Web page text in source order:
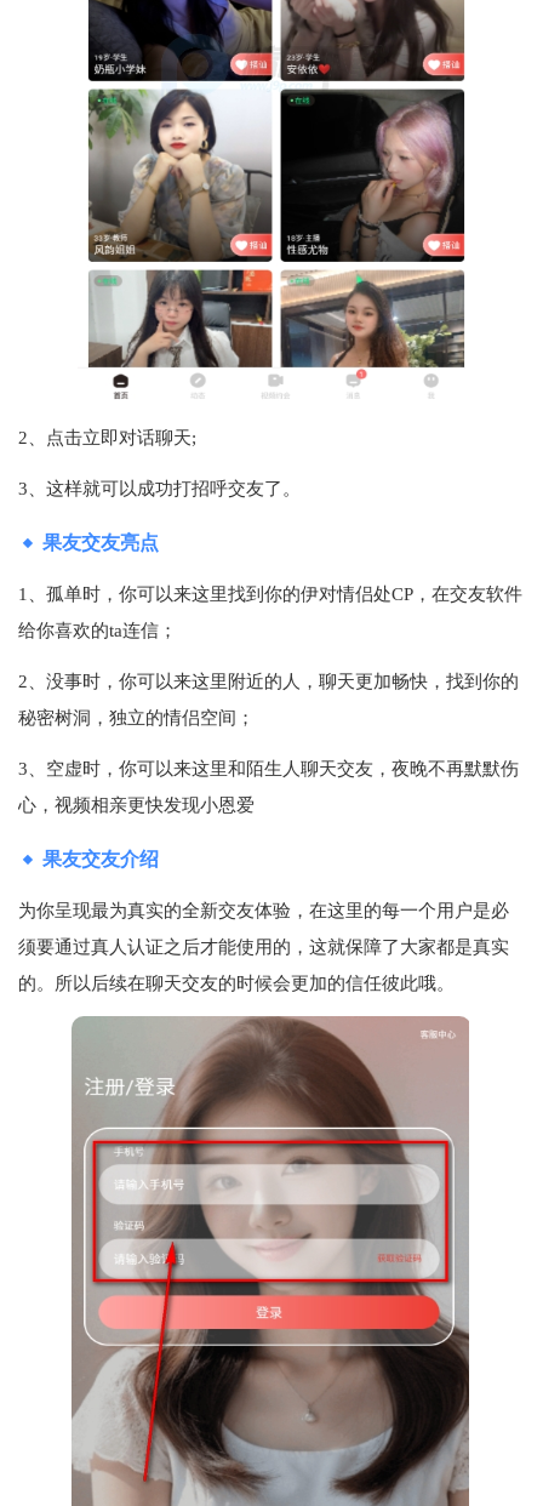
2、点击立即对话聊天;
3、这样就可以成功打招呼交友了。
果友交友亮点
1、孤单时，你可以来这里找到你的伊对情侣处CP，在交友软件
给你喜欢的ta连信；
2、没事时，你可以来这里附近的人，聊天更加畅快，找到你的
秘密树洞，独立的情侣空间；
3、空虚时，你可以来这里和陌生人聊天交友，夜晚不再默默伤
心，视频相亲更快发现小恩爱
果友交友介绍
为你呈现最为真实的全新交友体验，在这里的每一个用户是必
须要通过真人认证之后才能使用的，这就保障了大家都是真实
的。所以后续在聊天交友的时候会更加的信任彼此哦。